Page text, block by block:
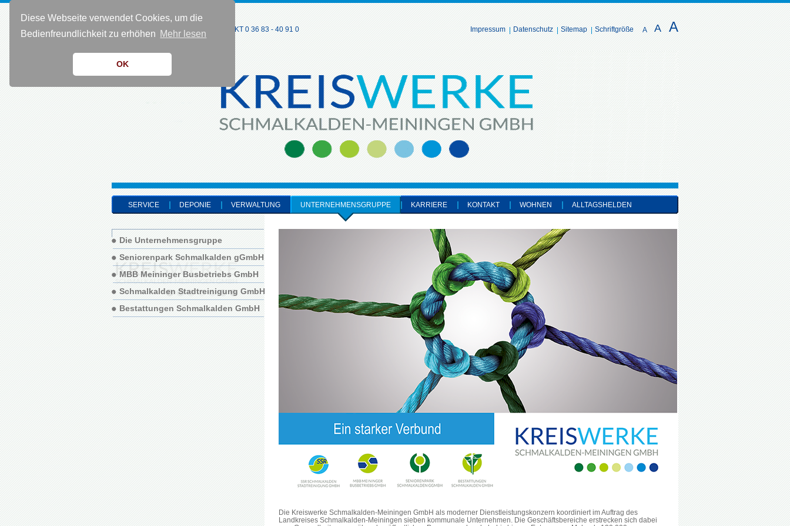
Diese Webseite verwendet Cookies, um die
Bedienfreundlichkeit zu erhöhen Mehr lesen
OK
KONTAKT 0 36 83 - 40 91 0 A A A
Impressum Datenschutz Sitemap Schriftgröße
SERVICE DEPONIE VERWALTUNG UNTERNEHMENSGRUPPE KARRIERE KONTAKT WOHNEN ALLTAGSHELDEN
Die Kreiswerke Schmalkalden-Meiningen GmbH als moderner Dienstleistungskonzern koordiniert im Auftrag des
Landkreises Schmalkalden-Meiningen sieben kommunale Unternehmen. Die Geschäftsbereiche erstrecken sich dabei
Die Unternehmensgruppe
Seniorenpark Schmalkalden gGmbH
MBB Meininger Busbetriebs GmbH
Schmalkalden Stadtreinigung GmbH
Bestattungen Schmalkalden GmbH